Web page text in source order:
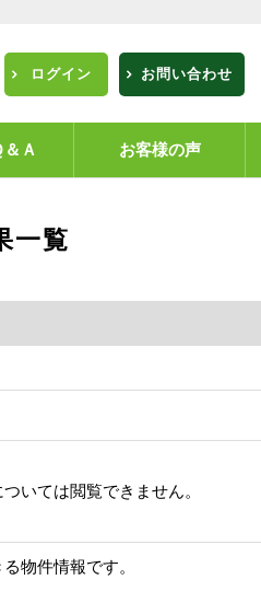
ログイン お問い合わせ
Ａ お客様の声
一覧
いては閲覧できません。
物件情報です。